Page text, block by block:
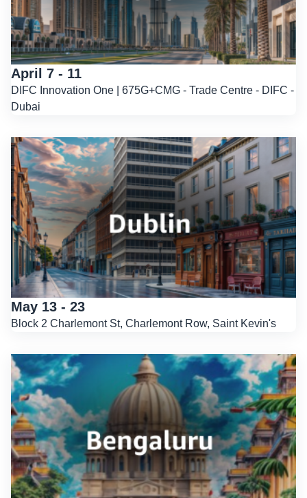
April 7 - 11
DIFC Innovation One | 675G+CMG - Trade Centre - DIFC -
Dubai
May 13 - 23
Block 2 Charlemont St, Charlemont Row, Saint Kevin's